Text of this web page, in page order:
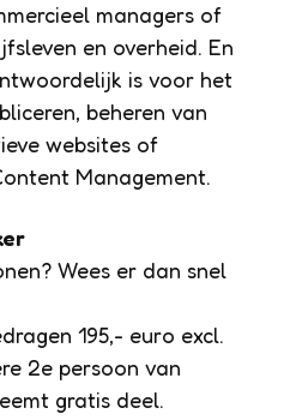
managers of
en overheid. En
is voor het
beheren van
websites of
Management.
Wees er dan snel
195,- euro excl.
2e persoon van
gratis deel.